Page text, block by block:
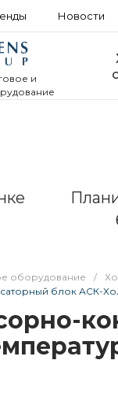
Новости
и
оборудование /
блок АСК-